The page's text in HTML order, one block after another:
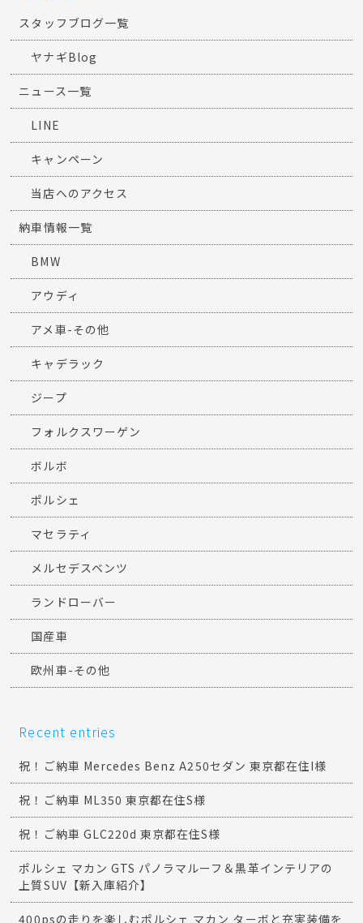
スタッフブログ一覧
ヤナギBlog
ニュース一覧
LINE
キャンペーン
当店へのアクセス
納車情報一覧
BMW
アウディ
アメ車-その他
キャデラック
ジープ
フォルクスワーゲン
ボルボ
ポルシェ
マセラティ
メルセデスベンツ
ランドローバー
国産車
欧州車-その他
Recent entries
祝！ご納車 Mercedes Benz A250セダン 東京都在住I様
祝！ご納車 ML350 東京都在住S様
祝！ご納車 GLC220d 東京都在住S様
ポルシェ マカン GTS パノラマルーフ＆黒革インテリアの
上質SUV【新入庫紹介】
400psの走りを楽しむポルシェ マカン ターボと充実装備を